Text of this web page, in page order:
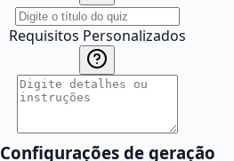
Requisitos Personalizados
Configurações de geração